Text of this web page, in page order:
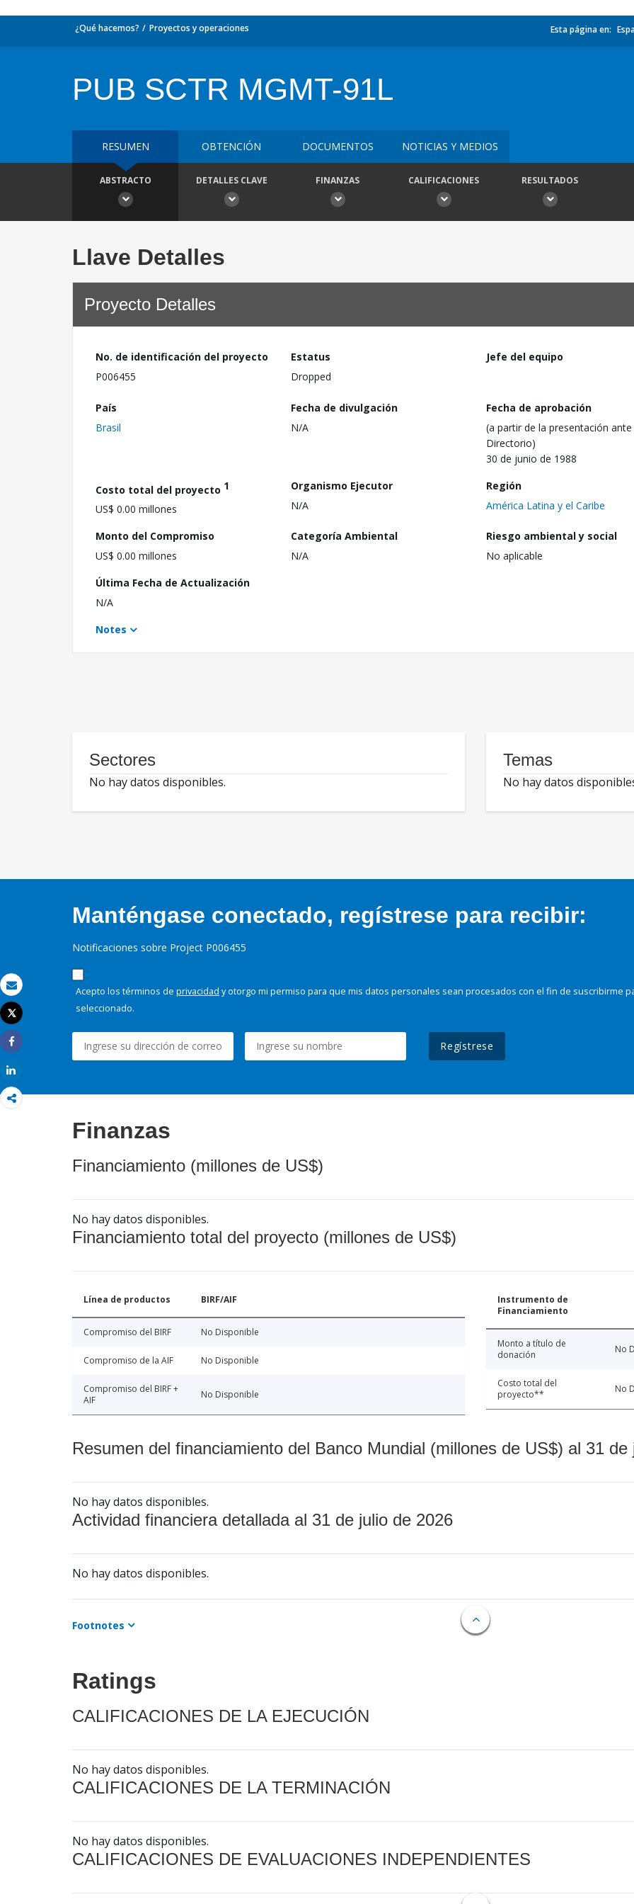
Correo electrónico
Imprimir
Tweet
Share
¿Qué hacemos? Proyectos y operaciones Esta página en:
PUB SCTR MGMT-91L
RESUMEN OBTENCIÓN DOCUMENTOS NOTICIAS Y MEDIOS
ABSTRACTO DETALLES CLAVE FINANZAS CALIFICACIONES RESULTADOS
Llave Detalles
Proyecto Detalles
No. de identificación del proyecto
P006455
Estatus
Dropped
Jefe del equipo
País
Brasil
Fecha de divulgación
N/A
Fecha de aprobación
(a partir de la presentación ante
Directorio)
30 de junio de 1988
Costo total del proyecto 1
US$ 0.00 millones
Organismo Ejecutor
N/A
Región
América Latina y el Caribe
Monto del Compromiso
US$ 0.00 millones
Categoría Ambiental
N/A
Riesgo ambiental y social
No aplicable
Última Fecha de Actualización
N/A
Notes
Sectores
No hay datos disponibles.
Temas
No hay datos
Manténgase conectado, regístrese para recibir:
Notificaciones sobre Project P006455
Acepto los términos de privacidad y otorgo mi permiso para que mis datos personales sean procesados con el fin de suscribirme
seleccionado.
Regístrese
Finanzas
Financiamiento (millones de US$)
No hay datos disponibles.
Financiamiento total del proyecto (millones de US$)
Línea de productos BIRF/AIF
Compromiso del BIRF No Disponible
Compromiso de la AIF No Disponible
Compromiso del BIRF +
AIF
No Disponible
Instrumento de
Financiamiento
Monto a título de
donación
No
Costo total del
proyecto**
No
Resumen del financiamiento del Banco Mundial (millones de US$) al 31 de
No hay datos disponibles.
Actividad financiera detallada al 31 de julio de 2026
No hay datos disponibles.
Footnotes
Ratings
CALIFICACIONES DE LA EJECUCIÓN
No hay datos disponibles.
CALIFICACIONES DE LA TERMINACIÓN
No hay datos disponibles.
CALIFICACIONES DE EVALUACIONES INDEPENDIENTES